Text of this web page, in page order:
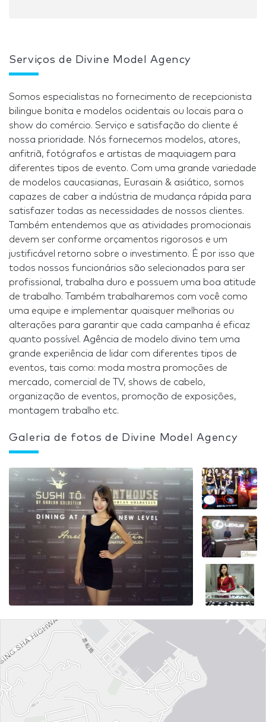
Serviços de Divine Model Agency
Somos especialistas no fornecimento de recepcionista
bilingue bonita e modelos ocidentais ou locais para o
show do comércio. Serviço e satisfação do cliente é
nossa prioridade. Nós fornecemos modelos, atores,
anfitriã, fotógrafos e artistas de maquiagem para
diferentes tipos de evento. Com uma grande variedade
de modelos caucasianas, Eurasain & asiático, somos
capazes de caber a indústria de mudança rápida para
satisfazer todas as necessidades de nossos clientes.
Também entendemos que as atividades promocionais
devem ser conforme orçamentos rigorosos e um
justificável retorno sobre o investimento. É por isso que
todos nossos funcionários são selecionados para ser
profissional, trabalha duro e possuem uma boa atitude
de trabalho. Também trabalharemos com você como
uma equipe e implementar quaisquer melhorias ou
alterações para garantir que cada campanha é eficaz
quanto possível. Agência de modelo divino tem uma
grande experiência de lidar com diferentes tipos de
eventos, tais como: moda mostra promoções de
mercado, comercial de TV, shows de cabelo,
organização de eventos, promoção de exposições,
montagem trabalho etc.
Galeria de fotos de Divine Model Agency